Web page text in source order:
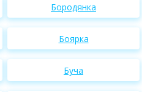
Бородянка
Боярка
Буча